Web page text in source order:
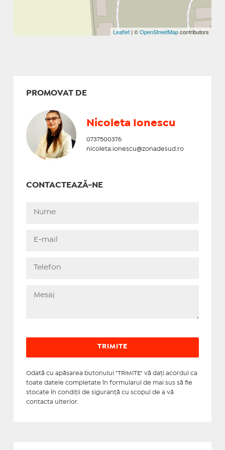
Leaflet | ©OpenStreetMapcontributors
PROMOVAT DE
Nicoleta Ionescu
0737500376
nicoleta.ionescu@zonadesud.ro
CONTACTEAZĂ-NE
Odată cu apăsarea butonului "TRIMITE" vă daţi acordul ca
toate datele completate în formularul de mai sus să fie
stocate în condiţii de siguranţă cu scopul de a vă
contacta ulterior.